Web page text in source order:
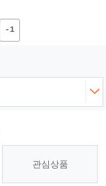
-1
관심상품